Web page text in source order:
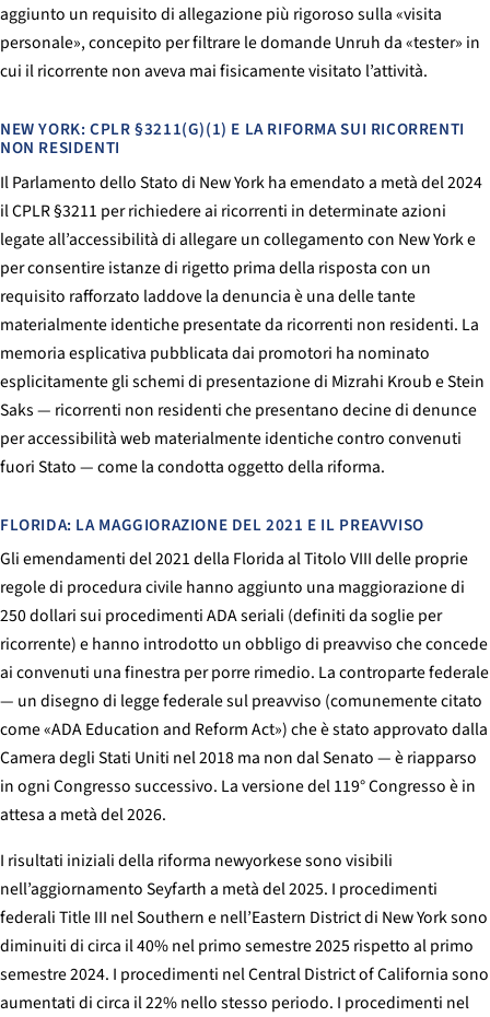
aggiunto un requisito di allegazione più rigoroso sulla «visita
personale», concepito per filtrare le domande Unruh da «tester» in
cui il ricorrente non aveva mai fisicamente visitato l’attività.
NEW YORK: CPLR §3211(G)(1) E LA RIFORMA SUI RICORRENTI
NON RESIDENTI
Il Parlamento dello Stato di New York ha emendato a metà del 2024
il CPLR §3211 per richiedere ai ricorrenti in determinate azioni
legate all’accessibilità di allegare un collegamento con New York e
per consentire istanze di rigetto prima della risposta con un
requisito rafforzato laddove la denuncia è una delle tante
materialmente identiche presentate da ricorrenti non residenti. La
memoria esplicativa pubblicata dai promotori ha nominato
esplicitamente gli schemi di presentazione di Mizrahi Kroub e Stein
Saks — ricorrenti non residenti che presentano decine di denunce
per accessibilità web materialmente identiche contro convenuti
fuori Stato — come la condotta oggetto della riforma.
FLORIDA: LA MAGGIORAZIONE DEL 2021 E IL PREAVVISO
Gli emendamenti del 2021 della Florida al Titolo VIII delle proprie
regole di procedura civile hanno aggiunto una maggiorazione di
250 dollari sui procedimenti ADA seriali (definiti da soglie per
ricorrente) e hanno introdotto un obbligo di preavviso che concede
ai convenuti una finestra per porre rimedio. La controparte federale
— un disegno di legge federale sul preavviso (comunemente citato
come «ADA Education and Reform Act») che è stato approvato dalla
Camera degli Stati Uniti nel 2018 ma non dal Senato — è riapparso
in ogni Congresso successivo. La versione del 119° Congresso è in
attesa a metà del 2026.
I risultati iniziali della riforma newyorkese sono visibili
nell’aggiornamento Seyfarth a metà del 2025. I procedimenti
federali Title III nel Southern e nell’Eastern District di New York sono
diminuiti di circa il 40% nel primo semestre 2025 rispetto al primo
semestre 2024. I procedimenti nel Central District of California sono
aumentati di circa il 22% nello stesso periodo. I procedimenti nel